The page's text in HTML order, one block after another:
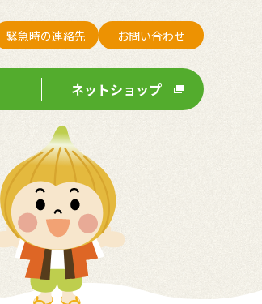
緊急時の連絡先 お問い合わせ
ネットショップ